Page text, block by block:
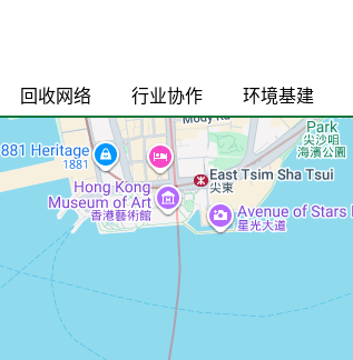
回收网络 行业协作 环境基建